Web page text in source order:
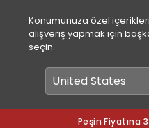
Konumunuza özel
alışveriş yapmak için
seçin.